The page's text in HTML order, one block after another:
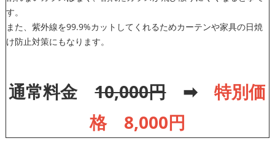
す。
また、紫外線を99.9%カットしてくれるためカーテンや家具の日焼
け防止対策にもなります。
通常料金10,000円➡特別価
格 8,000円